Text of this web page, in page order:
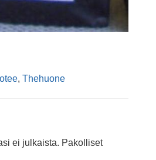
, Thehuone
ei julkaista. Pakolliset